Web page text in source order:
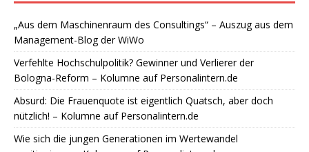
„Aus dem Maschinenraum des Consultings“ – Auszug aus dem
Management-Blog der WiWo
Verfehlte Hochschulpolitik? Gewinner und Verlierer der
Bologna-Reform – Kolumne auf Personalintern.de
Absurd: Die Frauenquote ist eigentlich Quatsch, aber doch
nützlich! – Kolumne auf Personalintern.de
Wie sich die jungen Generationen im Wertewandel